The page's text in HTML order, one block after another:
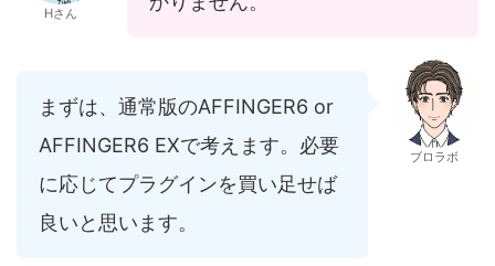
Hさん
まずは、通常版のAFFINGER6 or
AFFINGER6 EXで考えます。必要
に応じてプラグインを買い足せば
良いと思います。
ブロラボ